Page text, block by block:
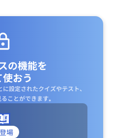
の機能を
おう
設定されたクイズやテスト、
ことができます｡
場